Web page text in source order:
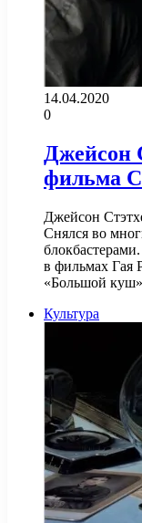
14.04.2020
0
Джейсон
фильма
Джейсон
Снялся во
в фильмах Гая
«Большой
Культура